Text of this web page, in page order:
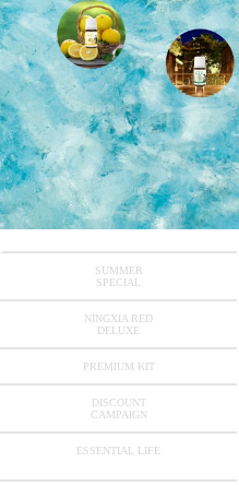
SUMMER
SPECIAL
NINGXIA RED
DELUXE
PREMIUM KIT
DISCOUNT
CAMPAIGN
ESSENTIAL LIFE